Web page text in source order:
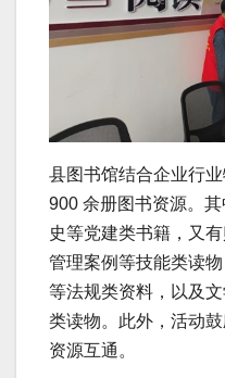
县图书馆结合企业行
900 余册图书资源。
史等党建类书籍，又
管理案例等技能类读
等法规类资料，以及
类读物。此外，活动
资源互通。